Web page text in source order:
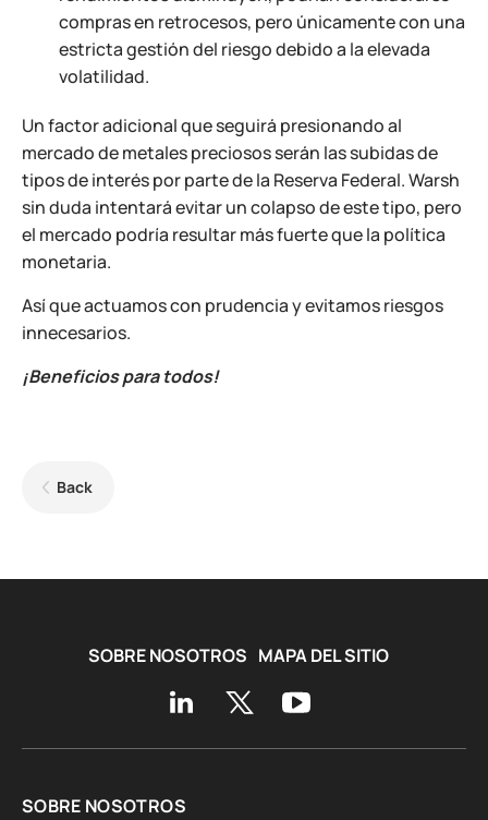
compras en retrocesos, pero únicamente con una
estricta gestión del riesgo debido a la elevada
volatilidad.
Un factor adicional que seguirá presionando al
mercado de metales preciosos serán las subidas de
tipos de interés por parte de la Reserva Federal. Warsh
sin duda intentará evitar un colapso de este tipo, pero
el mercado podría resultar más fuerte que la política
monetaria.
Así que actuamos con prudencia y evitamos riesgos
innecesarios.
¡Beneficios para todos!
Back
SOBRE NOSOTROS MAPA DEL SITIO
SOBRE NOSOTROS